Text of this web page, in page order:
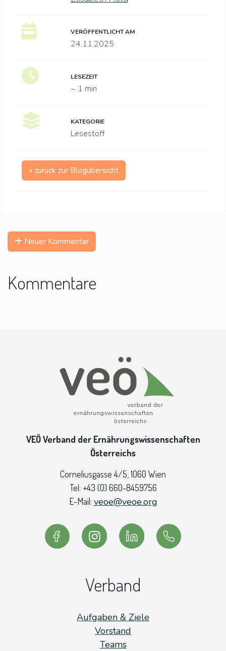
VERÖFFENTLICHT AM
24.11.2025
LESEZEIT
~ 1 min
KATEGORIE
Lesestoff
« zurück zur Blogübersicht
Neuer Kommentar
Kommentare
VEÖ Verband der Ernährungswissenschaften
Österreichs
Corneliusgasse 4/5 , 1060 Wien
Tel: +43 (0) 660-8459756
E-Mail: veoe@veoe.org
Verband
Aufgaben & Ziele
Vorstand
Teams